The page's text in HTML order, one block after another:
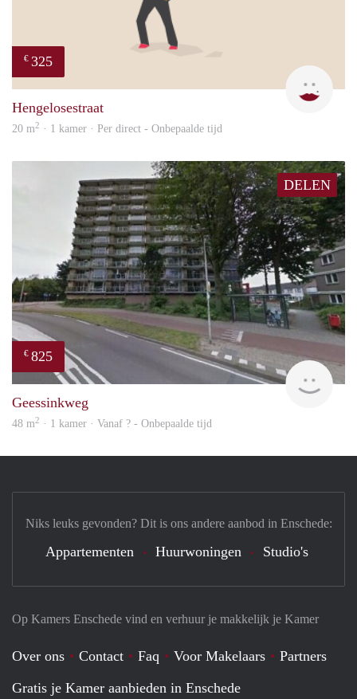
€ 325
Hengelosestraat
20 m2 · 1 kamer · Per direct - Onbepaalde tijd
DELEN
€ 825
rent
Geessinkweg
48 m2 · 1 kamer · Vanaf ? - Onbepaalde tijd
Op Kamers Enschede vind en verhuur je makkelijk je Kamer
Over ons Contact Faq Voor Makelaars
Partners
Gratis je Kamer aanbieden in Enschede
Niks leuks gevonden? Dit is ons andere aanbod in Enschede:
Appartementen Huurwoningen Studio's